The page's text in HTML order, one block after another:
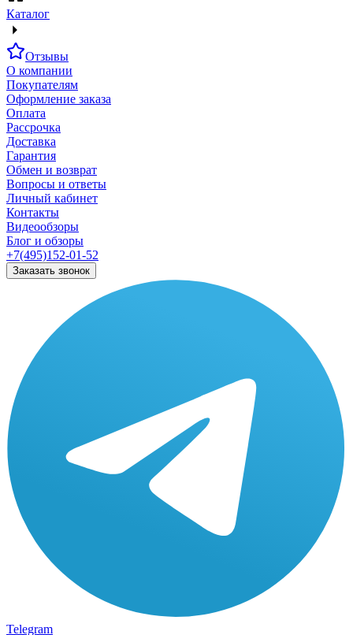
Каталог
Отзывы
О компании
Покупателям
Оформление заказа
Оплата
Рассрочка
Доставка
Гарантия
Обмен и возврат
Вопросы и ответы
Личный кабинет
Контакты
Видеообзоры
Блог и обзоры
+7(495)152-01-52
Заказать звонок
Telegram